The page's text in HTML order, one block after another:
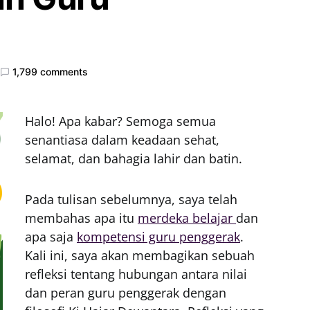
1,799 comments
Halo! Apa kabar? Semoga semua
senantiasa dalam keadaan sehat,
selamat, dan bahagia lahir dan batin.
Pada tulisan sebelumnya, saya telah
membahas apa itu merdeka belajar dan
apa saja kompetensi guru penggerak.
Kali ini, saya akan membagikan sebuah
refleksi tentang hubungan antara nilai
dan peran guru penggerak dengan